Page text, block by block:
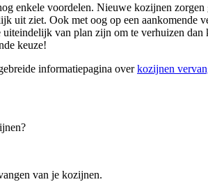
enkele voordelen. Nieuwe kozijnen
uit ziet. Ook met oog op een
van plan zijn om te verhuizen
keuze!
informatiepagina overkozijnen
van je kozijnen.